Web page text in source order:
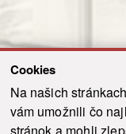
Cookies
Na našich
vám umožnili čo
stránok a mohli